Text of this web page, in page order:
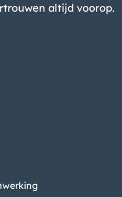
altijd voorop.